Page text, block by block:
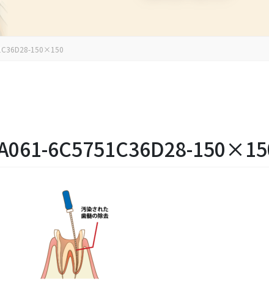
150×150
6C5751C36D28-